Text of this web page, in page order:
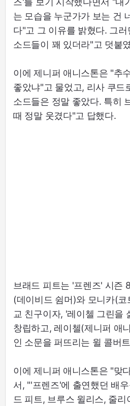
는 모습을 누군가가 보는 건
다"고 그 이유를 밝혔다. 그
소드들이 꽤 있더라"고 덧붙
이에 제니퍼 애니스톤은 "추
좋았냐"고 물었고, 리사 쿠드
소드들은 정말 좋았다. 특히
때 정말 웃겼다"고 답했다.
브래드 피트는 '프렌즈' 시즌
(데이비드 쉼머)와 모니카(
교 친구이자, '레이첼 그린을
창립하고, 레이첼(제니퍼 애
인 소문을 퍼뜨리는 윌 콜버
이에 제니퍼 애니스톤은 "맞
서, "'프렌즈'에 출연했던 배
드 피트, 브루스 윌리스, 줄